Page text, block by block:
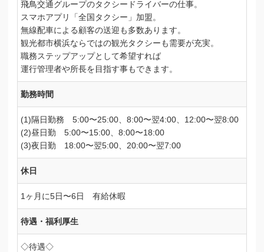
飛鳥交通グループのタクシードライバーの仕事。
スマホアプリ「全国タクシー」加盟。
無線配車による顧客の送迎も多数あります。
観光都市横浜ならではの観光タクシーも需要が充実。
職務ステップアップとして希望すれば
運行管理者や所長を目指す事もできます。
勤務時間
(1)隔日勤務 5:00〜25:00、8:00〜翌4:00、12:00〜翌8:00
(2)昼日勤 5:00〜15:00、8:00〜18:00
(3)夜日勤 18:00〜翌5:00、20:00〜翌7:00
休日
1ヶ月に5日〜6日 有給休暇
待遇・福利厚生
◇待遇◇